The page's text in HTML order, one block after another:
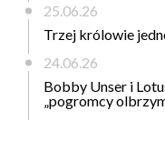
25.06.26
Trzej królowie
24.06.26
Bobby Unser i
„pogromcy